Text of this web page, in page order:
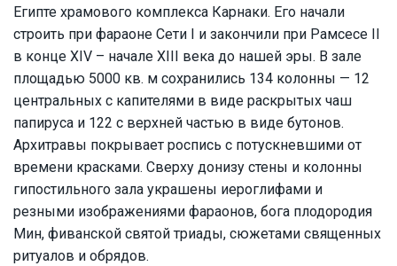
Египте храмового комплекса Карнаки. Его начали
строить при фараоне Сети I и закончили при Рамсесе II
в конце XIV – начале XIII века до нашей эры. В зале
площадью 5000 кв. м сохранились 134 колонны — 12
центральных с капителями в виде раскрытых чаш
папируса и 122 с верхней частью в виде бутонов.
Архитравы покрывает роспись с потускневшими от
времени красками. Сверху донизу стены и колонны
гипостильного зала украшены иероглифами и
резными изображениями фараонов, бога плодородия
Мин, фиванской святой триады, сюжетами священных
ритуалов и обрядов.